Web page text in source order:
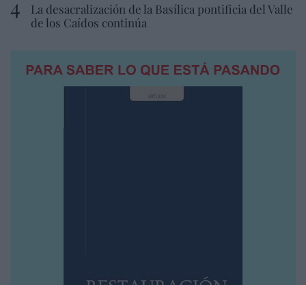
La desacralización de la Basílica pontificia del Valle
de los Caídos continúa